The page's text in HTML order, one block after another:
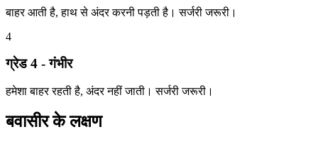
बाहर आती है, हाथ से अंदर करनी पड़ती है। सर्जरी जरूरी।
4
ग्रेड 4 - गंभीर
हमेशा बाहर रहती है, अंदर नहीं जाती। सर्जरी जरूरी।
बवासीर के लक्षण